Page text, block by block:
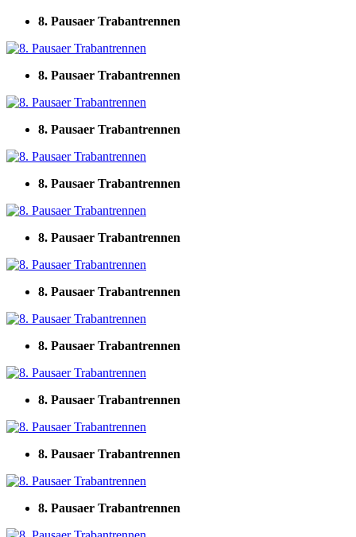
8. Pausaer Trabantrennen
8. Pausaer Trabantrennen
8. Pausaer Trabantrennen
8. Pausaer Trabantrennen
8. Pausaer Trabantrennen
8. Pausaer Trabantrennen
8. Pausaer Trabantrennen
8. Pausaer Trabantrennen
8. Pausaer Trabantrennen
8. Pausaer Trabantrennen